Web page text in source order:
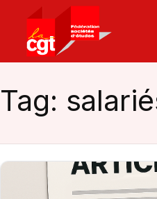
Retour
d’accueil
Tag: